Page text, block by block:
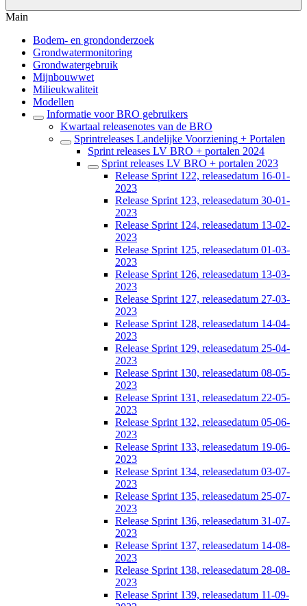
Main
Bodem- en grondonderzoek
Grondwatermonitoring
Grondwatergebruik
Mijnbouwwet
Milieukwaliteit
Modellen
Informatie voor BRO gebruikers
Kwartaal releasenotes van de BRO
Sprintreleases Landelijke Voorziening + Portalen
Sprint releases LV BRO + portalen 2024
Sprint releases LV BRO + portalen 2023
Release Sprint 122, releasedatum 16-01-
2023
Release Sprint 123, releasedatum 30-01-
2023
Release Sprint 124, releasedatum 13-02-
2023
Release Sprint 125, releasedatum 01-03-
2023
Release Sprint 126, releasedatum 13-03-
2023
Release Sprint 127, releasedatum 27-03-
2023
Release Sprint 128, releasedatum 14-04-
2023
Release Sprint 129, releasedatum 25-04-
2023
Release Sprint 130, releasedatum 08-05-
2023
Release Sprint 131, releasedatum 22-05-
2023
Release Sprint 132, releasedatum 05-06-
2023
Release Sprint 133, releasedatum 19-06-
2023
Release Sprint 134, releasedatum 03-07-
2023
Release Sprint 135, releasedatum 25-07-
2023
Release Sprint 136, releasedatum 31-07-
2023
Release Sprint 137, releasedatum 14-08-
2023
Release Sprint 138, releasedatum 28-08-
2023
Release Sprint 139, releasedatum 11-09-